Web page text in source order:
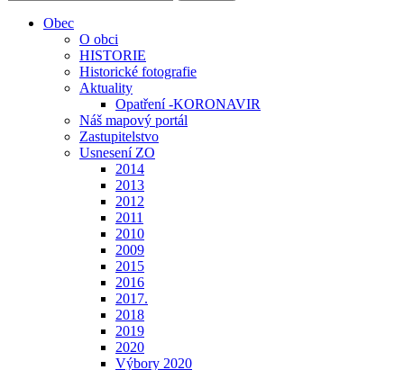
Obec
O obci
HISTORIE
Historické fotografie
Aktuality
Opatření -KORONAVIR
Náš mapový portál
Zastupitelstvo
Usnesení ZO
2014
2013
2012
2011
2010
2009
2015
2016
2017.
2018
2019
2020
Výbory 2020